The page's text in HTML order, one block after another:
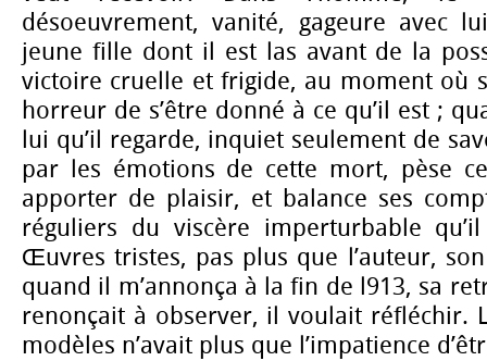
désoeuvrement, vanité, gageure avec
jeune fille dont il est las avant de la
victoire cruelle et frigide, au moment où
horreur de s’être donné à ce qu’il est ;
lui qu’il regarde, inquiet seulement de
par les émotions de cette mort, pèse
apporter de plaisir, et balance ses
réguliers du viscère imperturbable
Œuvres tristes, pas plus que l’auteur,
quand il m’annonça à la fin de l913, sa
renonçait à observer, il voulait réfléchir.
modèles n’avait plus que l’impatience